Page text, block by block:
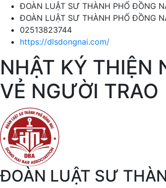
ĐOÀN LUẬT SƯ THÀNH PHỐ ĐỒNG
ĐOÀN LUẬT SƯ THÀNH PHỐ ĐỒNG
02513823744
https://dlsdongnai.com/
NHẬT KÝ THIỆN
VẺ NGƯỜI TRAO
ĐOÀN LUẬT SƯ